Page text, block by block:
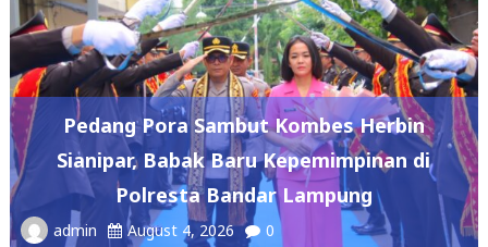
Pedang Pora Sambut Kombes Herbin
Sianipar, Babak Baru Kepemimpinan di
Polresta Bandar Lampung
admin August 4, 2026 0